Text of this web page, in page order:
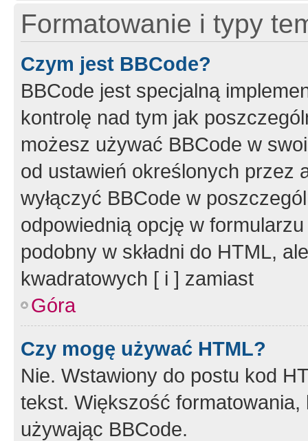
Formatowanie i typy
Czym jest BBCode?
BBCode jest specjalną
kontrolę nad tym jak
możesz używać BBCode w
od ustawień określonych przez
wyłączyć BBCode w
odpowiednią opcję w
podobny w składni do HTML,
kwadratowych [ i ] zamiast
Góra
Czy mogę używać HTML?
Nie. Wstawiony do postu kod
tekst. Większość
używając BBCode.